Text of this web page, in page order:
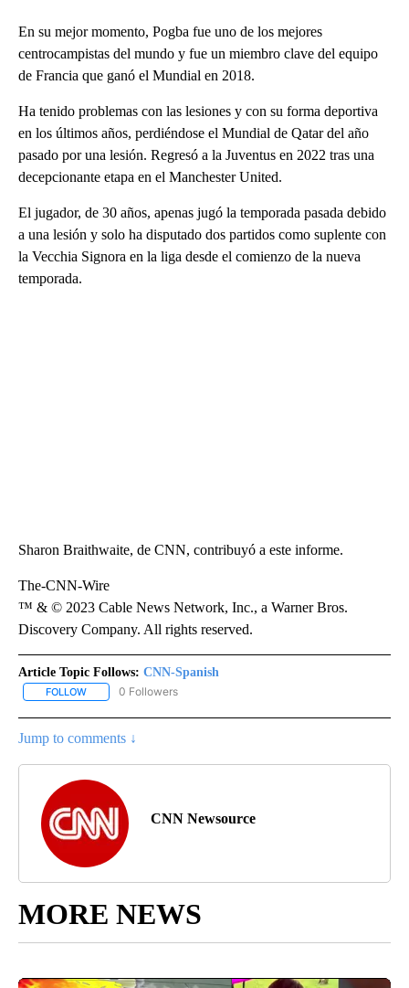
En su mejor momento, Pogba fue uno de los mejores
centrocampistas del mundo y fue un miembro clave del equipo
de Francia que ganó el Mundial en 2018.
Ha tenido problemas con las lesiones y con su forma deportiva
en los últimos años, perdiéndose el Mundial de Qatar del año
pasado por una lesión. Regresó a la Juventus en 2022 tras una
decepcionante etapa en el Manchester United.
El jugador, de 30 años, apenas jugó la temporada pasada debido
a una lesión y solo ha disputado dos partidos como suplente con
la Vecchia Signora en la liga desde el comienzo de la nueva
temporada.
Sharon Braithwaite, de CNN, contribuyó a este informe.
The-CNN-Wire
™ & © 2023 Cable News Network, Inc., a Warner Bros.
Discovery Company. All rights reserved.
Article Topic Follows: CNN-Spanish
FOLLOW FOLLOW "CNN-SPANISH" TO RECEIVE NOTIFICATIONS ABOUT
0 Followers
Jump to comments ↓
CNN Newsource
MORE NEWS